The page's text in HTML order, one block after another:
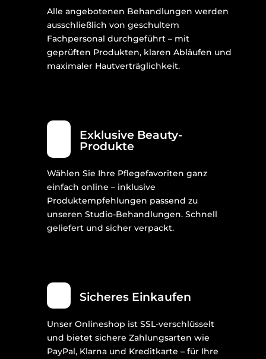
Alle angebotenen Behandlungen werden
ausschließlich von geschultem
Fachpersonal durchgeführt – mit
geprüften Produkten, klaren Abläufen und
maximaler Hautverträglichkeit.
Exklusive Beauty-
Produkte
Wählen Sie Ihre Pflegefavoriten ganz
einfach online – inklusive
Produktempfehlungen passend zu
unseren Studio-Behandlungen. Schnell
geliefert und sicher verpackt.
Sicheres Einkaufen
Unser Onlineshop ist SSL-verschlüsselt
und bietet sichere Zahlungsarten wie
PayPal, Klarna und Kreditkarte – für Ihre